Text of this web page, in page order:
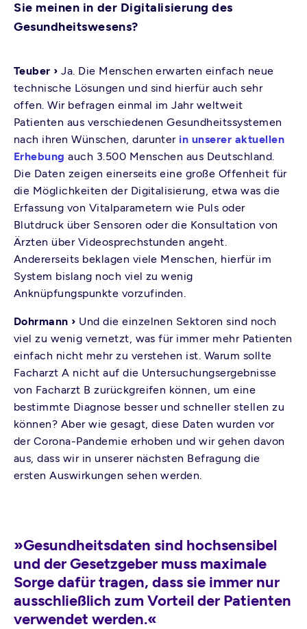
Sie meinen in der Digitalisierung des
Gesundheitswesens?
Teuber › Ja. Die Menschen erwarten einfach neue
technische Lösungen und sind hierfür auch sehr
offen. Wir befragen einmal im Jahr weltweit
Patienten aus verschiedenen Gesundheitssystemen
nach ihren Wünschen, darunter in unserer aktuellen
Erhebung auch 3.500 Menschen aus Deutschland.
Die Daten zeigen einerseits eine große Offenheit für
die Möglichkeiten der Digitalisierung, etwa was die
Erfassung von Vitalparametern wie Puls oder
Blutdruck über Sensoren oder die Konsultation von
Ärzten über Videosprechstunden angeht.
Andererseits beklagen viele Menschen, hierfür im
System bislang noch viel zu wenig
Anknüpfungspunkte vorzufinden.
Dohrmann › Und die einzelnen Sektoren sind noch
viel zu wenig vernetzt, was für immer mehr Patienten
einfach nicht mehr zu verstehen ist. Warum sollte
Facharzt A nicht auf die Untersuchungsergebnisse
von Facharzt B zurückgreifen können, um eine
bestimmte Diagnose besser und schneller stellen zu
können? Aber wie gesagt, diese Daten wurden vor
der Corona-Pandemie erhoben und wir gehen davon
aus, dass wir in unserer nächsten Befragung die
ersten Auswirkungen sehen werden.
»Gesundheitsdaten sind hochsensibel
und der Gesetzgeber muss maximale
Sorge dafür tragen, dass sie immer nur
ausschließlich zum Vorteil der Patienten
verwendet werden.«